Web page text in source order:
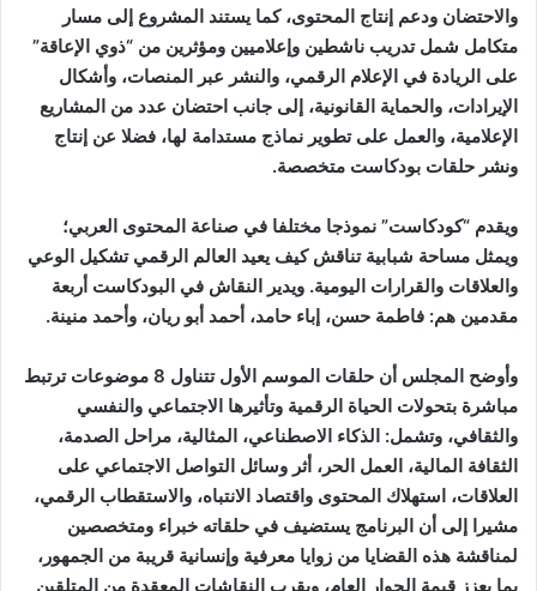
والاحتضان ودعم إنتاج المحتوى، كما يستند المشروع إلى مسار
متكامل شمل تدريب ناشطين وإعلاميين ومؤثرين من “ذوي الإعاقة”
على الريادة في الإعلام الرقمي، والنشر عبر المنصات، وأشكال
الإيرادات، والحماية القانونية، إلى جانب احتضان عدد من المشاريع
الإعلامية، والعمل على تطوير نماذج مستدامة لها، فضلا عن إنتاج
ونشر حلقات بودكاست متخصصة.
ويقدم “كودكاست” نموذجا مختلفا في صناعة المحتوى العربي؛
ويمثل مساحة شبابية تناقش كيف يعيد العالم الرقمي تشكيل الوعي
والعلاقات والقرارات اليومية. ويدير النقاش في البودكاست أربعة
مقدمين هم: فاطمة حسن، إباء حامد، أحمد أبو ريان، وأحمد منينة.
وأوضح المجلس أن حلقات الموسم الأول تتناول 8 موضوعات ترتبط
مباشرة بتحولات الحياة الرقمية وتأثيرها الاجتماعي والنفسي
والثقافي، وتشمل: الذكاء الاصطناعي، المثالية، مراحل الصدمة،
الثقافة المالية، العمل الحر، أثر وسائل التواصل الاجتماعي على
العلاقات، استهلاك المحتوى واقتصاد الانتباه، والاستقطاب الرقمي،
مشيرا إلى أن البرنامج يستضيف في حلقاته خبراء ومتخصصين
لمناقشة هذه القضايا من زوايا معرفية وإنسانية قريبة من الجمهور،
بما يعزز قيمة الحوار العام، ويقرب النقاشات المعقدة من المتلقين